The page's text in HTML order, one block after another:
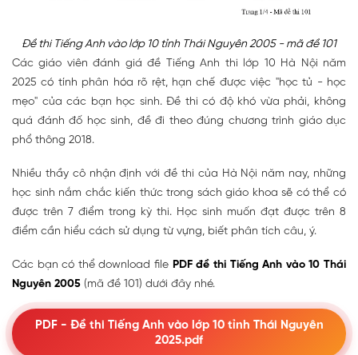
Đề thi Tiếng Anh vào lớp 10 tỉnh Thái Nguyên 2005 - mã đề 101
Các giáo viên đánh giá đề Tiếng Anh thi lớp 10 Hà Nội năm
2025 có tính phân hóa rõ rệt, hạn chế được việc "học tủ - học
mẹo" của các bạn học sinh. Đề thi có độ khó vừa phải, không
quá đánh đố học sinh, đề đi theo đúng chương trình giáo dục
phổ thông 2018.
Nhiều thầy cô nhận định với đề thi của Hà Nội năm nay, những
học sinh nắm chắc kiến thức trong sách giáo khoa sẽ có thể có
được trên 7 điểm trong kỳ thi. Học sinh muốn đạt được trên 8
điểm cần hiểu cách sử dụng từ vựng, biết phân tích câu, ý.
Các bạn có thể download file PDF đề thi Tiếng Anh vào 10 Thái
Nguyên 2005 (mã đề 101) dưới đây nhé.
PDF - Đề thi Tiếng Anh vào lớp 10 tỉnh Thái Nguyên
2025.pdf